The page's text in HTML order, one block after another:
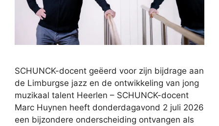
SCHUNCK-docent geëerd voor zijn bijdrage aan
de Limburgse jazz en de ontwikkeling van jong
muzikaal talent Heerlen – SCHUNCK-docent
Marc Huynen heeft donderdagavond 2 juli 2026
een bijzondere onderscheiding ontvangen als